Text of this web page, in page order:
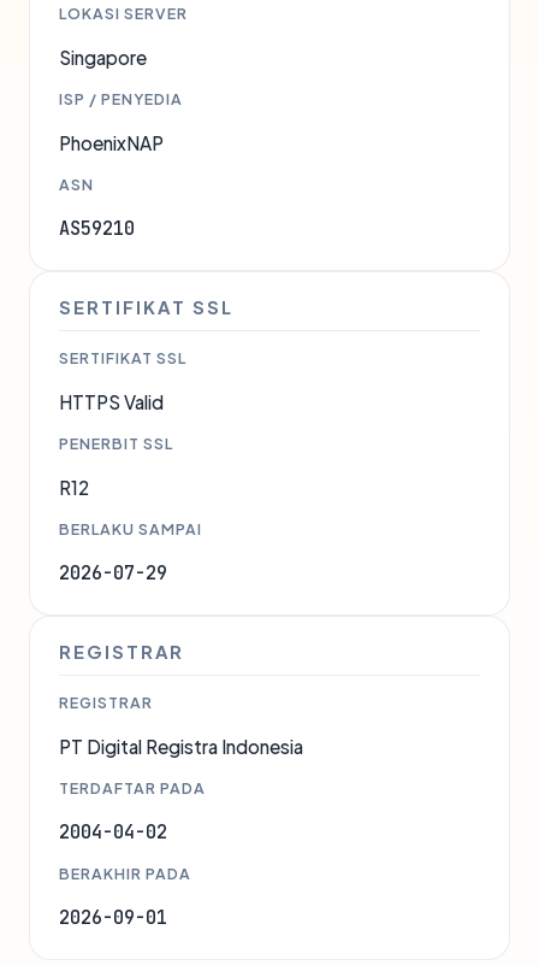
LOKASI SERVER
Singapore
ISP / PENYEDIA
PhoenixNAP
ASN
AS59210
SERTIFIKAT SSL
SERTIFIKAT SSL
HTTPS Valid
PENERBIT SSL
R12
BERLAKU SAMPAI
2026-07-29
REGISTRAR
REGISTRAR
PT Digital Registra Indonesia
TERDAFTAR PADA
2004-04-02
BERAKHIR PADA
2026-09-01